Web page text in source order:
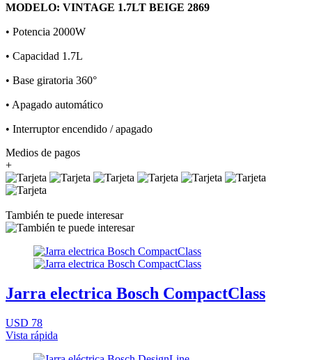
MODELO: VINTAGE 1.7LT BEIGE 2869
• Potencia 2000W
• Capacidad 1.7L
• Base giratoria 360°
• Apagado automático
• Interruptor encendido / apagado
Medios de pagos
+
También te puede interesar
Jarra electrica Bosch CompactClass
USD 78
Vista rápida